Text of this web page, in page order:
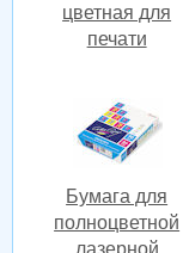
цветная для
печати
Бумага для
полноцветной
лазерной